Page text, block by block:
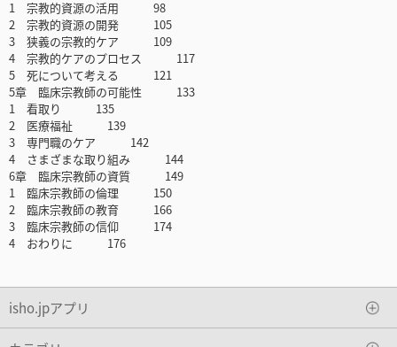
1 宗教的資源の活用 98
2 宗教的資源の開発 105
3 狭義の宗教的ケア 109
4 宗教的ケアのプロセス 117
5 死について考える 121
5章 臨床宗教師の可能性 133
1 看取り 135
2 医療福祉 139
3 専門職のケア 142
4 さまざまな取り組み 144
6章 臨床宗教師の資質 149
1 臨床宗教師の倫理 150
2 臨床宗教師の教育 166
3 臨床宗教師の信仰 174
4 おわりに 176
isho.jpアプリ